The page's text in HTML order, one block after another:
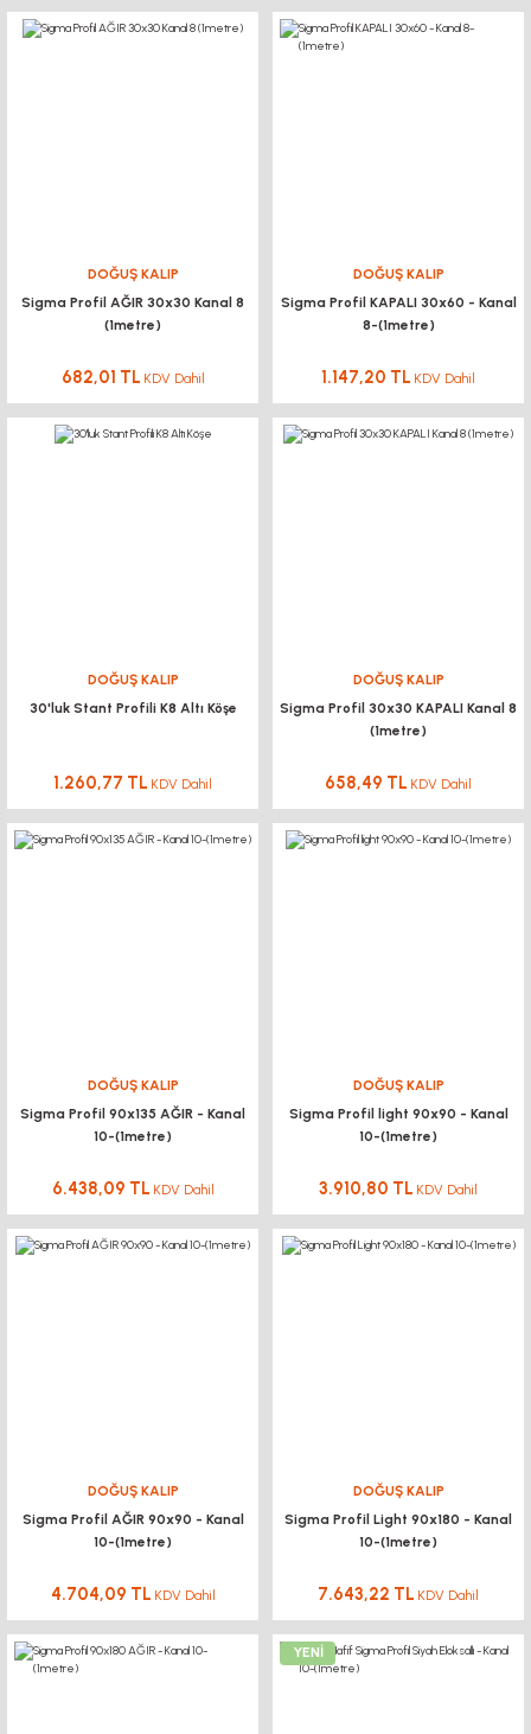
DOĞUŞ KALIP
Sigma Profil AĞIR 30x30 Kanal 8
(1metre)
682,01 TL KDV Dahil
DOĞUŞ KALIP
Sigma Profil KAPALI 30x60 - Kanal
8-(1metre)
1.147,20 TL KDV Dahil
DOĞUŞ KALIP
30'luk Stant Profili K8 Altı Köşe
1.260,77 TL KDV Dahil
DOĞUŞ KALIP
Sigma Profil 30x30 KAPALI Kanal 8
(1metre)
658,49 TL KDV Dahil
DOĞUŞ KALIP
Sigma Profil 90x135 AĞIR - Kanal
10-(1metre)
6.438,09 TL KDV Dahil
DOĞUŞ KALIP
Sigma Profil light 90x90 - Kanal
10-(1metre)
3.910,80 TL KDV Dahil
DOĞUŞ KALIP
Sigma Profil AĞIR 90x90 - Kanal
10-(1metre)
4.704,09 TL KDV Dahil
DOĞUŞ KALIP
Sigma Profil Light 90x180 - Kanal
10-(1metre)
7.643,22 TL KDV Dahil
YENİ